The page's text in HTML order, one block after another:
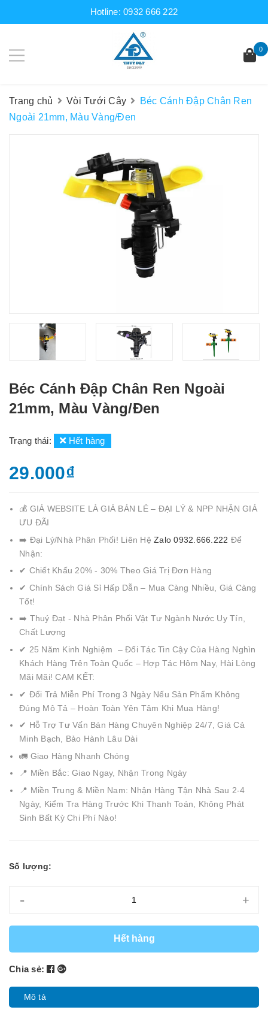
Hotline:0932 666 222
0
Trang chủ Vòi Tưới Cây
Béc Cánh Đập Chân Ren
Ngoài 21mm, Màu Vàng/Đen
Béc Cánh Đập Chân Ren Ngoài
21mm, Màu Vàng/Đen
Trạng thái: Hết hàng
29.000₫
💰 GIÁ WEBSITE LÀ GIÁ BÁN LẺ – ĐẠI LÝ & NPP NHẬN GIÁ
ƯU ĐÃI
➡️ Đại Lý/Nhà Phân Phối! Liên Hệ Zalo 0932.666.222 Để
Nhận:
✔ Chiết Khấu 20% - 30% Theo Giá Trị Đơn Hàng
✔ Chính Sách Giá Sỉ Hấp Dẫn – Mua Càng Nhiều, Giá Càng
Tốt!
➡️ Thuý Đạt - Nhà Phân Phối Vật Tư Ngành Nước Uy Tín,
Chất Lượng
✔ 25 Năm Kinh Nghiệm – Đối Tác Tin Cậy Của Hàng Nghìn
Khách Hàng Trên Toàn Quốc – Hợp Tác Hôm Nay, Hài Lòng
Mãi Mãi! CAM KẾT:
✔ Đổi Trả Miễn Phí Trong 3 Ngày Nếu Sản Phẩm Không
Đúng Mô Tả – Hoàn Toàn Yên Tâm Khi Mua Hàng!
✔ Hỗ Trợ Tư Vấn Bán Hàng Chuyên Nghiệp 24/7, Giá Cả
Minh Bạch, Bảo Hành Lâu Dài
🚛 Giao Hàng Nhanh Chóng
📍 Miền Bắc: Giao Ngay, Nhận Trong Ngày
📍 Miền Trung & Miền Nam: Nhận Hàng Tận Nhà Sau 2-4
Ngày, Kiểm Tra Hàng Trước Khi Thanh Toán, Không Phát
Sinh Bất Kỳ Chi Phí Nào!
Số lượng:
- +
Hết hàng
Chia sẻ:
Mô tả